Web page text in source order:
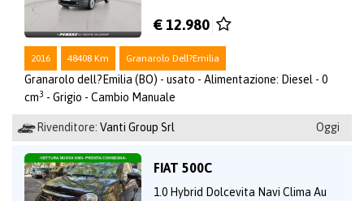
€ 12.980
2016 48408 Km Granarolo Dell?Emilia
Granarolo dell?Emilia (BO) - usato - Alimentazione: Diesel - 0
cm3 - Grigio - Cambio Manuale
Rivenditore: Vanti Group Srl Oggi
FIAT 500C
1.0 Hybrid Dolcevita Navi Clima Au